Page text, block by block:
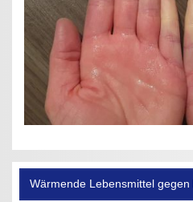
Wärmende Lebensmittel